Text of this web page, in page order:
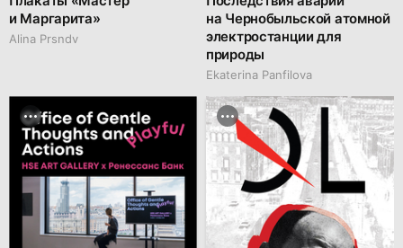
и Маргарита»
Alina Prsndv
на Чернобыльской атомной
электростанции для
природы
Ekaterina Panfilova